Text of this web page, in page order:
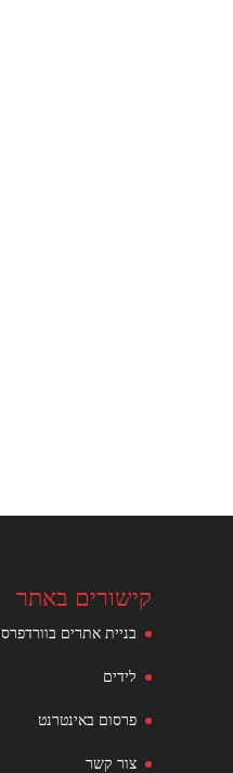
קישורים באתר
בניית אתרים בוורדפרס
לידים
פרסום באינטרנט
צור קשר